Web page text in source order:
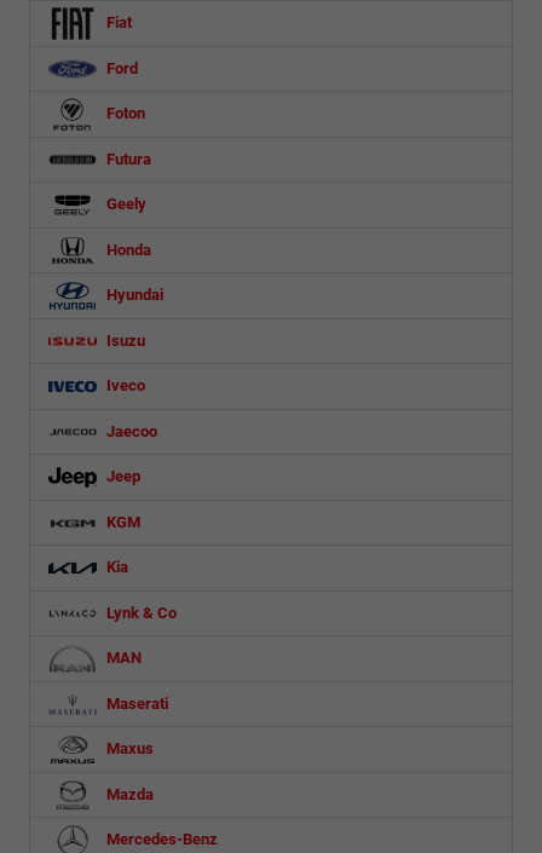
Fiat
Ford
Foton
Futura
Geely
Honda
Hyundai
Isuzu
Iveco
Jaecoo
Jeep
KGM
Kia
Lynk & Co
MAN
Maserati
Maxus
Mazda
Mercedes-Benz